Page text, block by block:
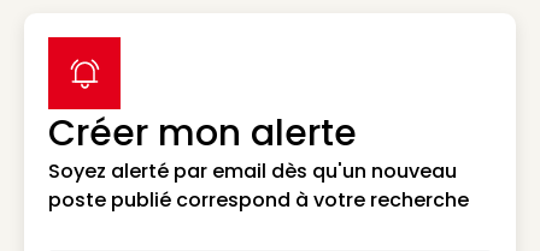
Créer mon alerte
Soyez alerté par email dès qu'un nouveau
poste publié correspond à votre recherche
label icon